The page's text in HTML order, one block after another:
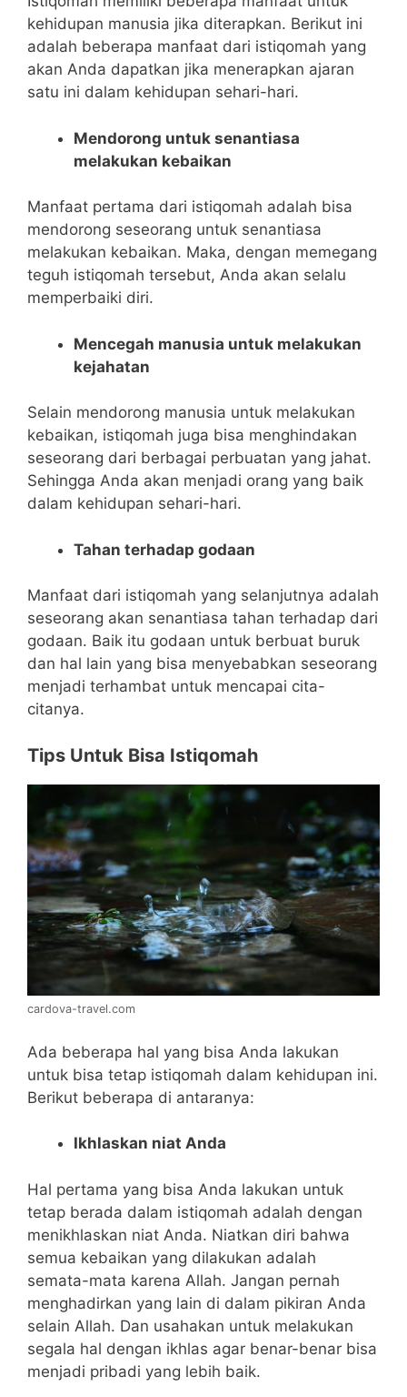
kehidupan manusia jika diterapkan. Berikut ini
adalah beberapa manfaat dari istiqomah yang
akan Anda dapatkan jika menerapkan ajaran
satu ini dalam kehidupan sehari-hari.
Mendorong untuk senantiasa
melakukan kebaikan
Manfaat pertama dari istiqomah adalah bisa
mendorong seseorang untuk senantiasa
melakukan kebaikan. Maka, dengan memegang
teguh istiqomah tersebut, Anda akan selalu
memperbaiki diri.
Mencegah manusia untuk melakukan
kejahatan
Selain mendorong manusia untuk melakukan
kebaikan, istiqomah juga bisa menghindakan
seseorang dari berbagai perbuatan yang jahat.
Sehingga Anda akan menjadi orang yang baik
dalam kehidupan sehari-hari.
Tahan terhadap godaan
Manfaat dari istiqomah yang selanjutnya adalah
seseorang akan senantiasa tahan terhadap dari
godaan. Baik itu godaan untuk berbuat buruk
dan hal lain yang bisa menyebabkan seseorang
menjadi terhambat untuk mencapai cita-
citanya.
Tips Untuk Bisa Istiqomah
cardova-travel.com
Ada beberapa hal yang bisa Anda lakukan
untuk bisa tetap istiqomah dalam kehidupan ini.
Berikut beberapa di antaranya:
Ikhlaskan niat Anda
Hal pertama yang bisa Anda lakukan untuk
tetap berada dalam istiqomah adalah dengan
menikhlaskan niat Anda. Niatkan diri bahwa
semua kebaikan yang dilakukan adalah
semata-mata karena Allah. Jangan pernah
menghadirkan yang lain di dalam pikiran Anda
selain Allah. Dan usahakan untuk melakukan
segala hal dengan ikhlas agar benar-benar bisa
menjadi pribadi yang lebih baik.